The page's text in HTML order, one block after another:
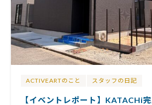
ACTIVEARTのこと スタッフの日記
【イベントレポート】KATACHi